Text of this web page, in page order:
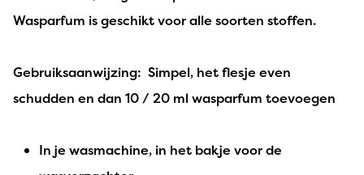
Wasparfum is geschikt voor alle soorten stoffen.
Gebruiksaanwijzing: Simpel, het flesje even
schudden en dan 10 / 20 ml wasparfum toevoegen
In je wasmachine, in het bakje voor de